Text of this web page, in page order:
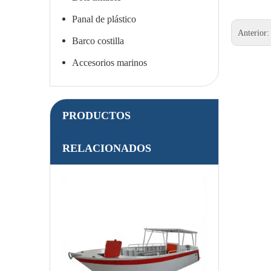
Panal de plástico
Barco costilla
Accesorios marinos
PRODUCTOS
RELACIONADOS
Anterior: